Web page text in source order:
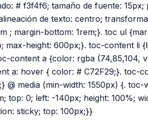
# f3f4f6; tamaño de fuente: 15px;
de texto: centro;
; margin-bottom: 1rem;}. toc ul
max-height: 600px;}. toc-content li
content a {color: rgba (74,85,104,
a: hover { color: # C72F29;}. toc-
@ media (min-width: 1550px) {.
top: 0; left: -140px; height: 100%;
sticky; top: 100px;}}